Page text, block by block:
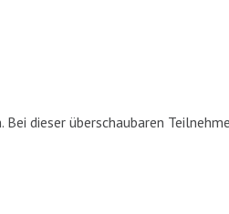
dieser überschaubaren